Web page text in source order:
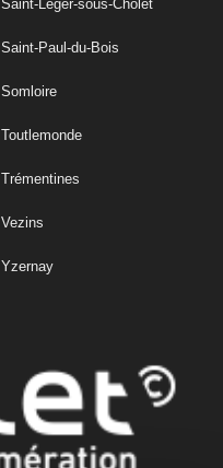
Saint-Léger-sous-Cholet
Saint-Paul-du-Bois
Somloire
Toutlemonde
Trémentines
Vezins
Yzernay